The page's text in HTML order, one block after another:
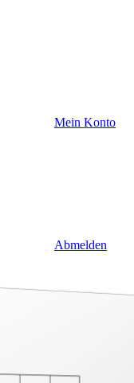
Mein Konto
Abmelden